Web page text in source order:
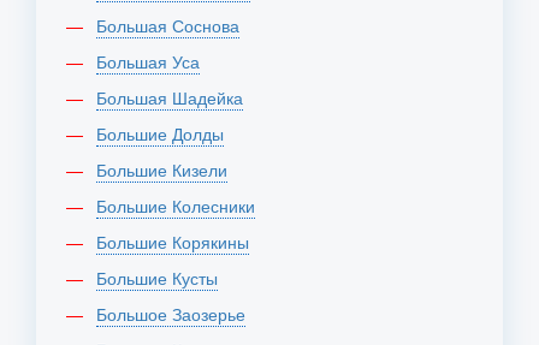
Большая Соснова
Большая Уса
Большая Шадейка
Большие Долды
Большие Кизели
Большие Колесники
Большие Корякины
Большие Кусты
Большое Заозерье